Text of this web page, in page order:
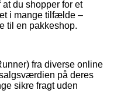
du shopper for et
i mange tilfælde –
til en pakkeshop.
fra diverse online
på deres
sikre fragt uden